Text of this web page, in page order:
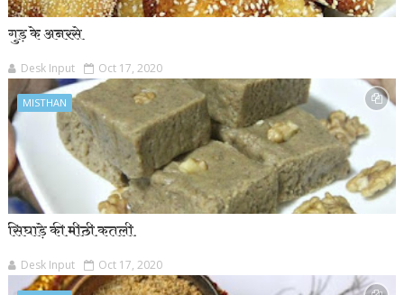
गुड़ के अनरसे
Desk Input Oct 17, 2020
MISTHAN
सिघाड़े की मीठी कतली
Desk Input Oct 17, 2020